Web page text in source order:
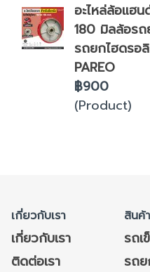
อะไหล่ล้อแฮ
180 มิลล้อรถ
รถยกไฮดรอ
PAREO
฿900
(Product)
เกี่ยวกับเรา สินค้
เกี่ยวกับเรา รถเ
ติดต่อเรา
รถ